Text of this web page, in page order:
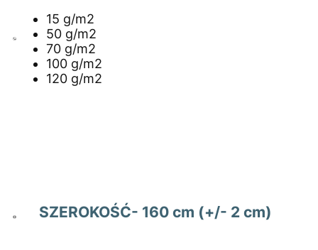
15 g/m2
50 g/m2
70 g/m2
100 g/m2
120 g/m2
SZEROKOŚĆ- 160 cm (+/- 2 cm)